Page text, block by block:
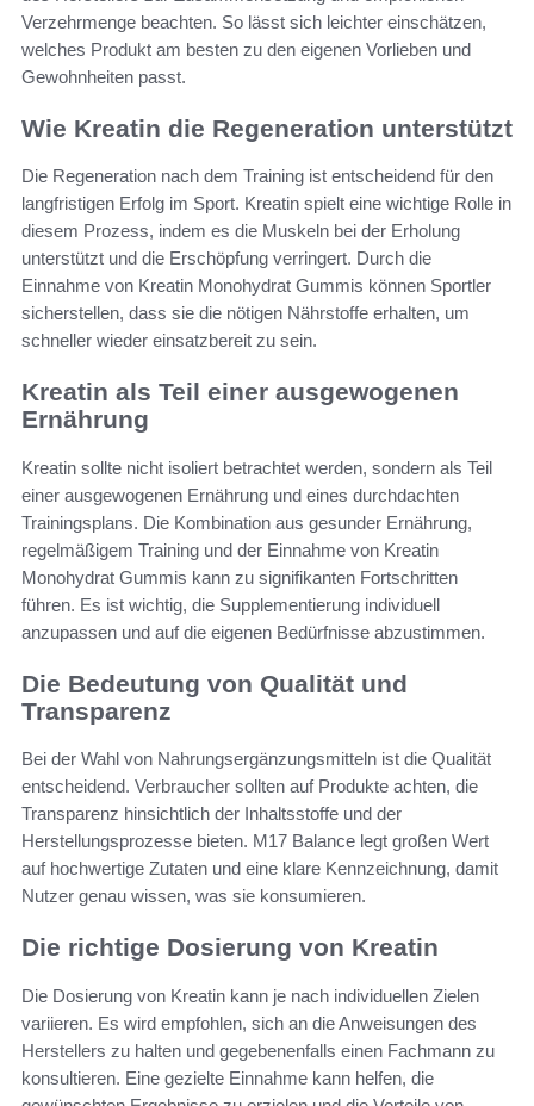
Verzehrmenge beachten. So lässt sich leichter einschätzen,
welches Produkt am besten zu den eigenen Vorlieben und
Gewohnheiten passt.
Wie Kreatin die Regeneration unterstützt
Die Regeneration nach dem Training ist entscheidend für den
langfristigen Erfolg im Sport. Kreatin spielt eine wichtige Rolle in
diesem Prozess, indem es die Muskeln bei der Erholung
unterstützt und die Erschöpfung verringert. Durch die
Einnahme von Kreatin Monohydrat Gummis können Sportler
sicherstellen, dass sie die nötigen Nährstoffe erhalten, um
schneller wieder einsatzbereit zu sein.
Kreatin als Teil einer ausgewogenen
Ernährung
Kreatin sollte nicht isoliert betrachtet werden, sondern als Teil
einer ausgewogenen Ernährung und eines durchdachten
Trainingsplans. Die Kombination aus gesunder Ernährung,
regelmäßigem Training und der Einnahme von Kreatin
Monohydrat Gummis kann zu signifikanten Fortschritten
führen. Es ist wichtig, die Supplementierung individuell
anzupassen und auf die eigenen Bedürfnisse abzustimmen.
Die Bedeutung von Qualität und
Transparenz
Bei der Wahl von Nahrungsergänzungsmitteln ist die Qualität
entscheidend. Verbraucher sollten auf Produkte achten, die
Transparenz hinsichtlich der Inhaltsstoffe und der
Herstellungsprozesse bieten. M17 Balance legt großen Wert
auf hochwertige Zutaten und eine klare Kennzeichnung, damit
Nutzer genau wissen, was sie konsumieren.
Die richtige Dosierung von Kreatin
Die Dosierung von Kreatin kann je nach individuellen Zielen
variieren. Es wird empfohlen, sich an die Anweisungen des
Herstellers zu halten und gegebenenfalls einen Fachmann zu
konsultieren. Eine gezielte Einnahme kann helfen, die